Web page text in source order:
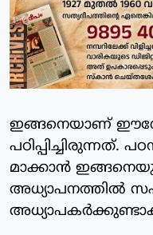
ഇങ്ങനെയാണ്
മാക്കാന്‍
അധ്യാപനത്തില്‍